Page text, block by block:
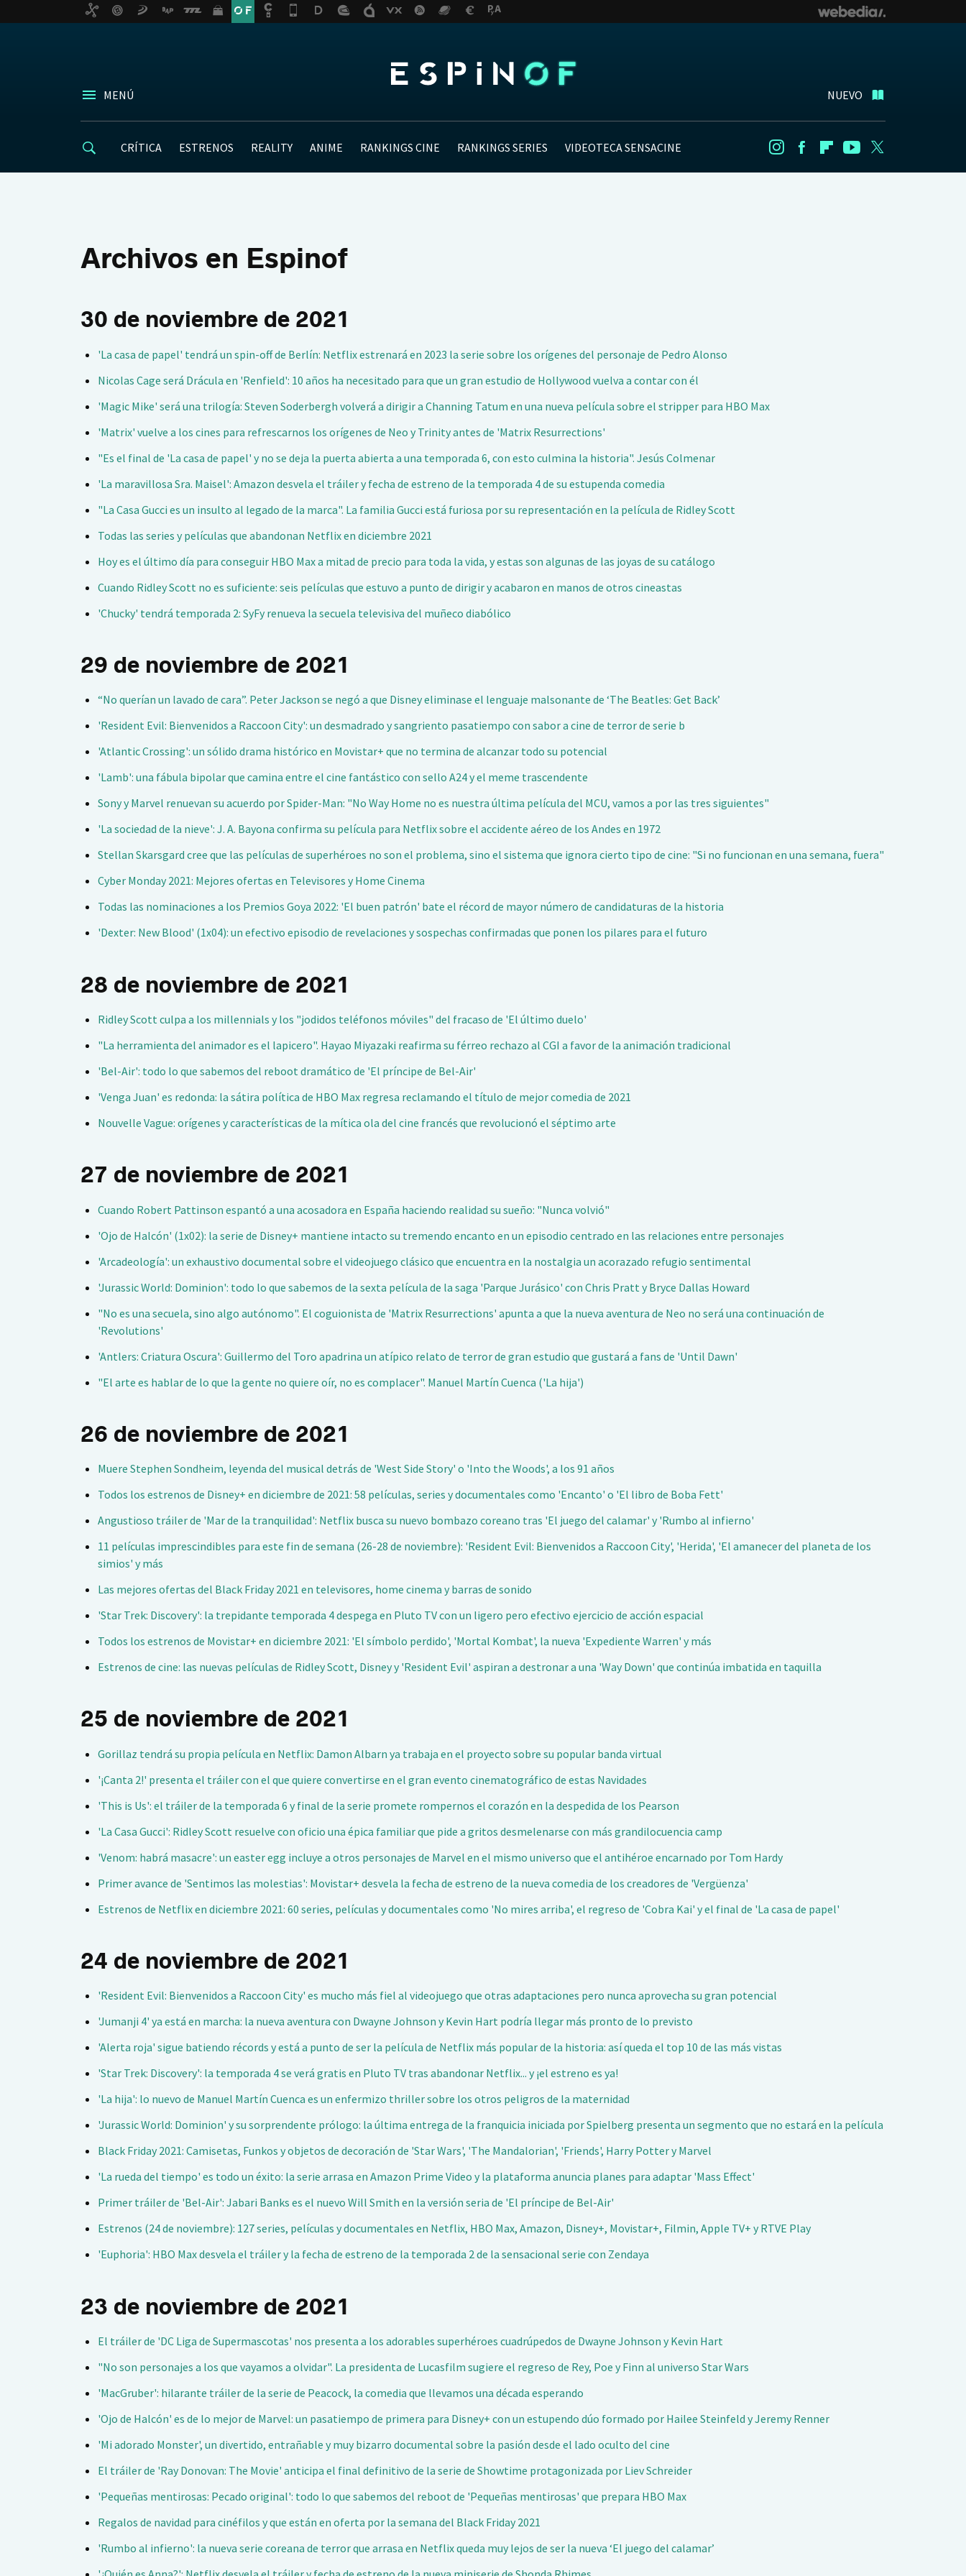
MENÚ NUEVO
CRÍTICA ESTRENOS REALITY ANIME RANKINGS CINE RANKINGS SERIES VIDEOTECA SENSACINE InstagramFacebookFlipboard
Youtube
Archivos en Espinof
30 de noviembre de 2021
'La casa de papel' tendrá un spin-off de Berlín: Netflix estrenará en 2023 la serie sobre los orígenes del personaje de Pedro Alonso
Nicolas Cage será Drácula en 'Renfield': 10 años ha necesitado para que un gran estudio de Hollywood vuelva a contar con él
'Magic Mike' será una trilogía: Steven Soderbergh volverá a dirigir a Channing Tatum en una nueva película sobre el stripper para HBO Max
'Matrix' vuelve a los cines para refrescarnos los orígenes de Neo y Trinity antes de 'Matrix Resurrections'
"Es el final de 'La casa de papel' y no se deja la puerta abierta a una temporada 6, con esto culmina la historia". Jesús Colmenar
'La maravillosa Sra. Maisel': Amazon desvela el tráiler y fecha de estreno de la temporada 4 de su estupenda comedia
"La Casa Gucci es un insulto al legado de la marca". La familia Gucci está furiosa por su representación en la película de Ridley Scott
Todas las series y películas que abandonan Netflix en diciembre 2021
Hoy es el último día para conseguir HBO Max a mitad de precio para toda la vida, y estas son algunas de las joyas de su catálogo
Cuando Ridley Scott no es suficiente: seis películas que estuvo a punto de dirigir y acabaron en manos de otros cineastas
'Chucky' tendrá temporada 2: SyFy renueva la secuela televisiva del muñeco diabólico
29 de noviembre de 2021
“No querían un lavado de cara”. Peter Jackson se negó a que Disney eliminase el lenguaje malsonante de ‘The Beatles: Get Back’
'Resident Evil: Bienvenidos a Raccoon City': un desmadrado y sangriento pasatiempo con sabor a cine de terror de serie b
'Atlantic Crossing': un sólido drama histórico en Movistar+ que no termina de alcanzar todo su potencial
'Lamb': una fábula bipolar que camina entre el cine fantástico con sello A24 y el meme trascendente
Sony y Marvel renuevan su acuerdo por Spider-Man: "No Way Home no es nuestra última película del MCU, vamos a por las tres siguientes"
'La sociedad de la nieve': J. A. Bayona confirma su película para Netflix sobre el accidente aéreo de los Andes en 1972
Stellan Skarsgard cree que las películas de superhéroes no son el problema, sino el sistema que ignora cierto tipo de cine: "Si no funcionan en una semana, fuera"
Cyber Monday 2021: Mejores ofertas en Televisores y Home Cinema
Todas las nominaciones a los Premios Goya 2022: 'El buen patrón' bate el récord de mayor número de candidaturas de la historia
'Dexter: New Blood' (1x04): un efectivo episodio de revelaciones y sospechas confirmadas que ponen los pilares para el futuro
28 de noviembre de 2021
Ridley Scott culpa a los millennials y los "jodidos teléfonos móviles" del fracaso de 'El último duelo'
"La herramienta del animador es el lapicero". Hayao Miyazaki reafirma su férreo rechazo al CGI a favor de la animación tradicional
'Bel-Air': todo lo que sabemos del reboot dramático de 'El príncipe de Bel-Air'
'Venga Juan' es redonda: la sátira política de HBO Max regresa reclamando el título de mejor comedia de 2021
Nouvelle Vague: orígenes y características de la mítica ola del cine francés que revolucionó el séptimo arte
27 de noviembre de 2021
Cuando Robert Pattinson espantó a una acosadora en España haciendo realidad su sueño: "Nunca volvió"
'Ojo de Halcón' (1x02): la serie de Disney+ mantiene intacto su tremendo encanto en un episodio centrado en las relaciones entre personajes
'Arcadeología': un exhaustivo documental sobre el videojuego clásico que encuentra en la nostalgia un acorazado refugio sentimental
'Jurassic World: Dominion': todo lo que sabemos de la sexta película de la saga 'Parque Jurásico' con Chris Pratt y Bryce Dallas Howard
"No es una secuela, sino algo autónomo". El coguionista de 'Matrix Resurrections' apunta a que la nueva aventura de Neo no será una continuación de
'Revolutions'
'Antlers: Criatura Oscura': Guillermo del Toro apadrina un atípico relato de terror de gran estudio que gustará a fans de 'Until Dawn'
"El arte es hablar de lo que la gente no quiere oír, no es complacer". Manuel Martín Cuenca ('La hija')
26 de noviembre de 2021
Muere Stephen Sondheim, leyenda del musical detrás de 'West Side Story' o 'Into the Woods', a los 91 años
Todos los estrenos de Disney+ en diciembre de 2021: 58 películas, series y documentales como 'Encanto' o 'El libro de Boba Fett'
Angustioso tráiler de 'Mar de la tranquilidad': Netflix busca su nuevo bombazo coreano tras 'El juego del calamar' y 'Rumbo al infierno'
11 películas imprescindibles para este fin de semana (26-28 de noviembre): 'Resident Evil: Bienvenidos a Raccoon City', 'Herida', 'El amanecer del planeta de los
simios' y más
Las mejores ofertas del Black Friday 2021 en televisores, home cinema y barras de sonido
'Star Trek: Discovery': la trepidante temporada 4 despega en Pluto TV con un ligero pero efectivo ejercicio de acción espacial
Todos los estrenos de Movistar+ en diciembre 2021: 'El símbolo perdido', 'Mortal Kombat', la nueva 'Expediente Warren' y más
Estrenos de cine: las nuevas películas de Ridley Scott, Disney y 'Resident Evil' aspiran a destronar a una 'Way Down' que continúa imbatida en taquilla
25 de noviembre de 2021
Gorillaz tendrá su propia película en Netflix: Damon Albarn ya trabaja en el proyecto sobre su popular banda virtual
'¡Canta 2!' presenta el tráiler con el que quiere convertirse en el gran evento cinematográfico de estas Navidades
'This is Us': el tráiler de la temporada 6 y final de la serie promete rompernos el corazón en la despedida de los Pearson
'La Casa Gucci': Ridley Scott resuelve con oficio una épica familiar que pide a gritos desmelenarse con más grandilocuencia camp
'Venom: habrá masacre': un easter egg incluye a otros personajes de Marvel en el mismo universo que el antihéroe encarnado por Tom Hardy
Primer avance de 'Sentimos las molestias': Movistar+ desvela la fecha de estreno de la nueva comedia de los creadores de 'Vergüenza'
Estrenos de Netflix en diciembre 2021: 60 series, películas y documentales como 'No mires arriba', el regreso de 'Cobra Kai' y el final de 'La casa de papel'
24 de noviembre de 2021
'Resident Evil: Bienvenidos a Raccoon City' es mucho más fiel al videojuego que otras adaptaciones pero nunca aprovecha su gran potencial
'Jumanji 4' ya está en marcha: la nueva aventura con Dwayne Johnson y Kevin Hart podría llegar más pronto de lo previsto
'Alerta roja' sigue batiendo récords y está a punto de ser la película de Netflix más popular de la historia: así queda el top 10 de las más vistas
'Star Trek: Discovery': la temporada 4 se verá gratis en Pluto TV tras abandonar Netflix... y ¡el estreno es ya!
'La hija': lo nuevo de Manuel Martín Cuenca es un enfermizo thriller sobre los otros peligros de la maternidad
'Jurassic World: Dominion' y su sorprendente prólogo: la última entrega de la franquicia iniciada por Spielberg presenta un segmento que no estará en la película
Black Friday 2021: Camisetas, Funkos y objetos de decoración de 'Star Wars', 'The Mandalorian', 'Friends', Harry Potter y Marvel
'La rueda del tiempo' es todo un éxito: la serie arrasa en Amazon Prime Video y la plataforma anuncia planes para adaptar 'Mass Effect'
Primer tráiler de 'Bel-Air': Jabari Banks es el nuevo Will Smith en la versión seria de 'El príncipe de Bel-Air'
Estrenos (24 de noviembre): 127 series, películas y documentales en Netflix, HBO Max, Amazon, Disney+, Movistar+, Filmin, Apple TV+ y RTVE Play
'Euphoria': HBO Max desvela el tráiler y la fecha de estreno de la temporada 2 de la sensacional serie con Zendaya
23 de noviembre de 2021
El tráiler de 'DC Liga de Supermascotas' nos presenta a los adorables superhéroes cuadrúpedos de Dwayne Johnson y Kevin Hart
"No son personajes a los que vayamos a olvidar". La presidenta de Lucasfilm sugiere el regreso de Rey, Poe y Finn al universo Star Wars
'MacGruber': hilarante tráiler de la serie de Peacock, la comedia que llevamos una década esperando
'Ojo de Halcón' es de lo mejor de Marvel: un pasatiempo de primera para Disney+ con un estupendo dúo formado por Hailee Steinfeld y Jeremy Renner
'Mi adorado Monster', un divertido, entrañable y muy bizarro documental sobre la pasión desde el lado oculto del cine
El tráiler de 'Ray Donovan: The Movie' anticipa el final definitivo de la serie de Showtime protagonizada por Liev Schreider
'Pequeñas mentirosas: Pecado original': todo lo que sabemos del reboot de 'Pequeñas mentirosas' que prepara HBO Max
Regalos de navidad para cinéfilos y que están en oferta por la semana del Black Friday 2021
'Rumbo al infierno': la nueva serie coreana de terror que arrasa en Netflix queda muy lejos de ser la nueva ‘El juego del calamar’